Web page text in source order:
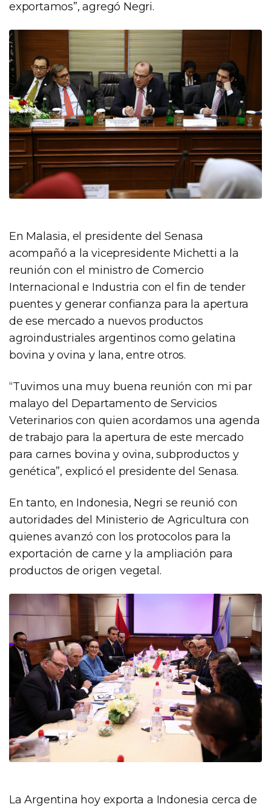
exportamos”, agregó Negri.
En Malasia, el presidente del Senasa
acompañó a la vicepresidente Michetti a la
reunión con el ministro de Comercio
Internacional e Industria con el fin de tender
puentes y generar confianza para la apertura
de ese mercado a nuevos productos
agroindustriales argentinos como gelatina
bovina y ovina y lana, entre otros.
“Tuvimos una muy buena reunión con mi par
malayo del Departamento de Servicios
Veterinarios con quien acordamos una agenda
de trabajo para la apertura de este mercado
para carnes bovina y ovina, subproductos y
genética”, explicó el presidente del Senasa.
En tanto, en Indonesia, Negri se reunió con
autoridades del Ministerio de Agricultura con
quienes avanzó con los protocolos para la
exportación de carne y la ampliación para
productos de origen vegetal.
La Argentina hoy exporta a Indonesia cerca de